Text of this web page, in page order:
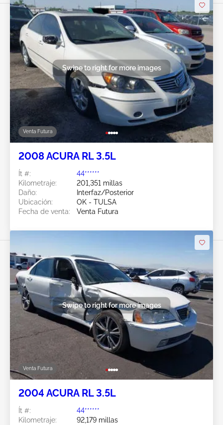
Venta Futura
Swipe to right for more images
2008 ACURA RL 3.5L
Ít #:
44******
Kilometraje:
201,351 millas
Daño:
Interfaz/Posterior
Ubicación:
OK - TULSA
Fecha de venta:
Venta Futura
Venta Futura
Swipe to right for more images
2004 ACURA RL 3.5L
Ít #:
44******
Kilometraje:
92,179 millas